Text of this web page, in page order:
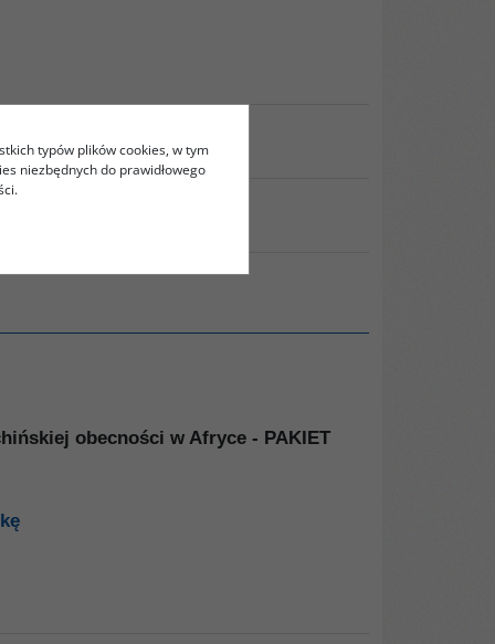
obecności w Afryce - PAKIET
typów plików cookies, w tym
niezbędnych do prawidłowego